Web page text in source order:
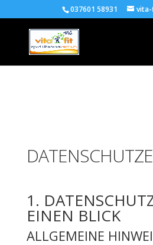
!-- Facebook Pixel Code -->
037601 58931
1.
EINEN BLICK
ALLGEMEINE